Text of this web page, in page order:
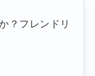
？フレンドリ